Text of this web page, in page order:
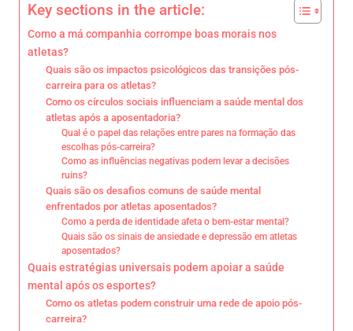
Key sections in the article:
Como a má companhia corrompe boas morais nos
atletas?
Quais são os impactos psicológicos das transições pós-
carreira para os atletas?
Como os círculos sociais influenciam a saúde mental dos
atletas após a aposentadoria?
Qual é o papel das relações entre pares na formação das
escolhas pós-carreira?
Como as influências negativas podem levar a decisões
ruins?
Quais são os desafios comuns de saúde mental
enfrentados por atletas aposentados?
Como a perda de identidade afeta o bem-estar mental?
Quais são os sinais de ansiedade e depressão em atletas
aposentados?
Quais estratégias universais podem apoiar a saúde
mental após os esportes?
Como os atletas podem construir uma rede de apoio pós-
carreira?